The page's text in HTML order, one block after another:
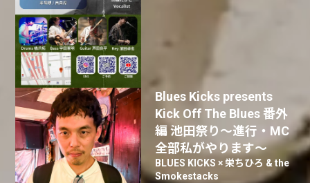
Blues Kicks presents
Kick Off The Blues 番外
編 池田祭り〜進行・MC
全部私がやります〜
BLUES KICKS × 栄ちひろ & the
Smokestacks